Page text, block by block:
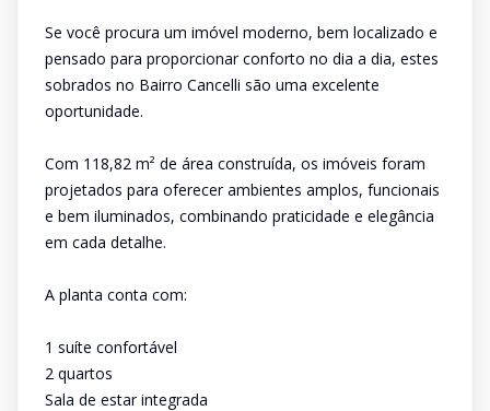
Se você procura um imóvel moderno, bem localizado e
pensado para proporcionar conforto no dia a dia, estes
sobrados no Bairro Cancelli são uma excelente
oportunidade.
Com 118,82 m² de área construída, os imóveis foram
projetados para oferecer ambientes amplos, funcionais
e bem iluminados, combinando praticidade e elegância
em cada detalhe.
A planta conta com:
1 suíte confortável
2 quartos
Sala de estar integrada